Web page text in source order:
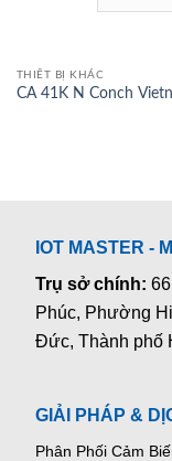
THIẾT BỊ KHÁC
CA 41K N Conch
IOT MASTER -
Trụ sở chính:
Phúc, Phường
Đức, Thành phố
GIẢI PHÁP &
Phân Phối Cảm